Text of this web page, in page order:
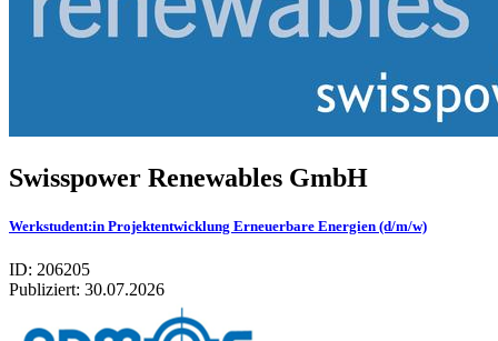
Swis­spower Rene­wa­bles GmbH
Werkstudent:in Projektentwicklung Erneuerbare Energien (d/m/w)
ID: 206205
Publiziert: 30.07.2026